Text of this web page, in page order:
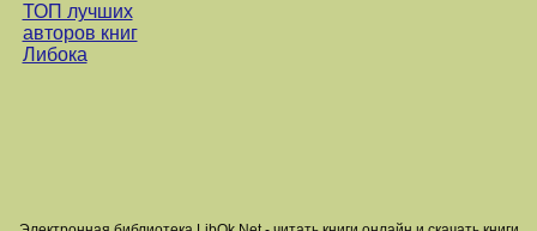
ТОП лучших
авторов книг
Либока